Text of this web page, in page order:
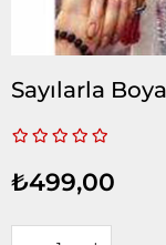
Sayılarla
₺499,00